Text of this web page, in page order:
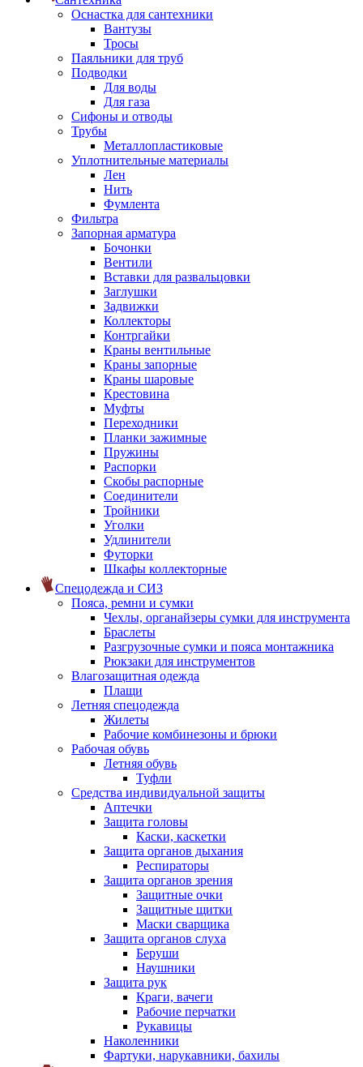
Оснастка для сантехники
Вантузы
Тросы
Паяльники для труб
Подводки
Для воды
Для газа
Сифоны и отводы
Трубы
Металлопластиковые
Уплотнительные материалы
Лен
Нить
Фумлента
Фильтра
Запорная арматура
Бочонки
Вентили
Вставки для развальцовки
Заглушки
Задвижки
Коллекторы
Контргайки
Краны вентильные
Краны запорные
Краны шаровые
Крестовина
Муфты
Переходники
Планки зажимные
Пружины
Распорки
Скобы распорные
Соединители
Тройники
Уголки
Удлинители
Футорки
Шкафы коллекторные
Спецодежда и СИЗ
Пояса, ремни и сумки
Чехлы, органайзеры сумки для инструмента
Браслеты
Разгрузочные сумки и пояса монтажника
Рюкзаки для инструментов
Влагозащитная одежда
Плащи
Летняя спецодежда
Жилеты
Рабочие комбинезоны и брюки
Рабочая обувь
Летняя обувь
Туфли
Средства индивидуальной защиты
Аптечки
Защита головы
Каски, каскетки
Защита органов дыхания
Респираторы
Защита органов зрения
Защитные очки
Защитные щитки
Маски сварщика
Защита органов слуха
Беруши
Наушники
Защита рук
Краги, вачеги
Рабочие перчатки
Рукавицы
Наколенники
Фартуки, нарукавники, бахилы